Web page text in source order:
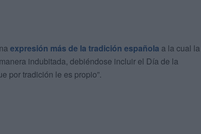
expresión más de la tradición española a la cual la
indubitada, debiéndose incluir el Día de la
por tradición le es propio”.